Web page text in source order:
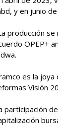
y en junio
producción
OPEP+
es la
Visión
participación